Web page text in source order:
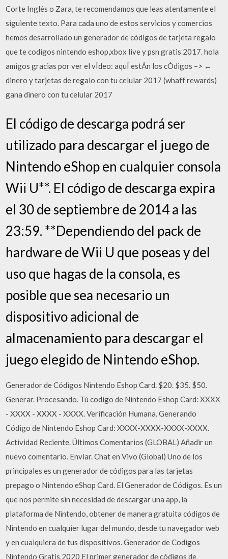
Corte Inglés o Zara, te recomendamos que leas atentamente el
siguiente texto. Para cada uno de estos servicios y comercios
hemos desarrollado un generador de códigos de tarjeta regalo
que te codigos nintendo eshop,xbox live y psn gratis 2017. hola
amigos gracias por ver el vÍdeo: aquÍ estÁn los cÓdigos –> ←
dinero y tarjetas de regalo con tu celular 2017 (whaff rewards)
gana dinero con tu celular 2017
El código de descarga podrá ser
utilizado para descargar el juego de
Nintendo eShop en cualquier consola
Wii U**. El código de descarga expira
el 30 de septiembre de 2014 a las
23:59. **Dependiendo del pack de
hardware de Wii U que poseas y del
uso que hagas de la consola, es
posible que sea necesario un
dispositivo adicional de
almacenamiento para descargar el
juego elegido de Nintendo eShop.
Generador de Códigos Nintendo Eshop Card. $20. $35. $50.
Generar. Procesando. Tú codigo de Nintendo Eshop Card: XXXX
- XXXX - XXXX - XXXX. Verificación Humana. Generando
Código de Nintendo Eshop Card: XXXX-XXXX-XXXX-XXXX.
Actividad Reciente. Últimos Comentarios (GLOBAL) Añadir un
nuevo comentario. Enviar. Chat en Vivo (Global) Uno de los
principales es un generador de códigos para las tarjetas
prepago o Nintendo eShop Card. El Generador de Códigos. Es un
que nos permite sin necesidad de descargar una app, la
plataforma de Nintendo, obtener de manera gratuita códigos de
Nintendo en cualquier lugar del mundo, desde tu navegador web
y en cualquiera de tus dispositivos. Generador de Codigos
Nintendo Gratis 2020 El primer generador de códigos de